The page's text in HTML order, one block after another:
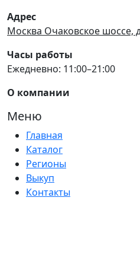
Адрес
Москва Очаковское шоссе,
Часы работы
Ежедневно: 11:00–21:00
О компании
Меню
Главная
Каталог
Регионы
Выкуп
Контакты